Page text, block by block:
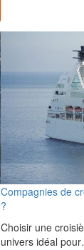
Compagnies de
?
Choisir une
univers idéal